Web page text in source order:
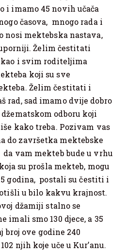
i imamo 45 novih učača
časova, mnogo rada i
nosi mektebska nastava,
Želim čestitati
i svim roditeljima
koji su sve
Želim čestitati i
rad, sad imamo dvije dobro
odboru koji
kako treba. Pozivam vas
do završetka mektebske
da vam mekteb bude u vrhu
su prošla mekteb, mogu
godina, postali su čestiti i
u bilo kakvu krajnost.
džamiji stalno se
imali smo 130 djece, a 35
broj ove godine 240
njih koje uče u Kur’anu.